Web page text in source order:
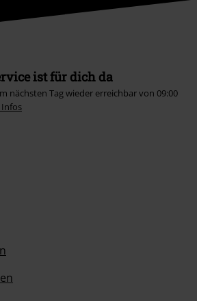
ist für dich da
nächsten Tag wieder erreichbar von 09:00